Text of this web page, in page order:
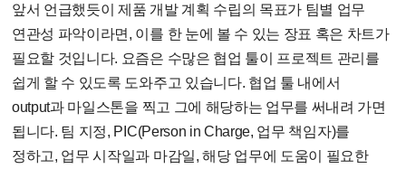
앞서 언급했듯이 제품 개발 계획 수립의 목표가 팀별 업무
연관성 파악이라면, 이를 한 눈에 볼 수 있는 장표 혹은 차트가
필요할 것입니다. 요즘은 수많은 협업 툴이 프로젝트 관리를
쉽게 할 수 있도록 도와주고 있습니다. 협업 툴 내에서
output과 마일스톤을 찍고 그에 해당하는 업무를 써내려 가면
됩니다. 팀 지정, PIC(Person in Charge, 업무 책임자)를
정하고, 업무 시작일과 마감일, 해당 업무에 도움이 필요한